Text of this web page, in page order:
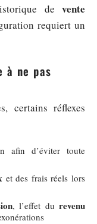
de vente
requiert un
à ne pas
certains réflexes
afin d’éviter toute
et des frais réels lors
, l’effet du revenu